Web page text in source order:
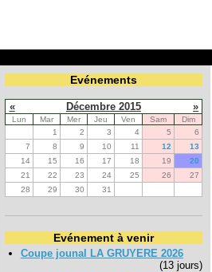
Evénements
« Décembre 2015 »
Lun Mar Mer Jeu Ven Sam
Dim
1
2 3 4 5
6
7
8 9 10 11 12
13
14
15 16 17 18 19
20
21
22 23 24 25 26
27
28
29 30 31
Evénement à venir
Coupe jounal LA GRUYERE 2026
(13 jours)